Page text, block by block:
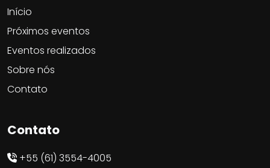
Oh! Artes
Início
Próximos eventos
Eventos realizados
Sobre nós
Contato
Contato
+55 (61) 3554-4005